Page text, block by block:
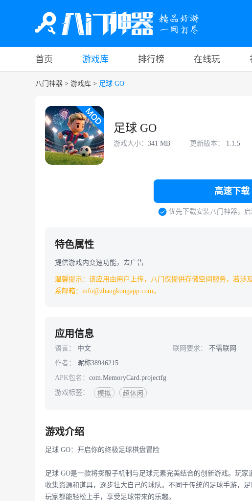
首页 游戏库 排行榜 在线玩
八门神器 > 游戏库 > 足球 GO
足球 GO
游戏大小： 341 MB 更新版本： 1.1.5
高速下载
优先下载安装八门神器，
特色属性
提供游戏内变速功能，去广告
温馨提示：该应用由用户上传，八门仅提供存储空间服务，若涉
系邮箱：info@zhangkongapp.com。
应用信息
语言： 中文 联网要求： 不需联网
作者：
昵称38946215
APK包名： com.MemoryCard.projectfg
游戏标签：
模拟 超休闲
游戏介绍
足球 GO：开启你的终极足球棋盘冒险
足球 GO是一款将掷骰子机制与足球元素完美结合的创新游戏。玩
收集资源和道具，逐步壮大自己的球队。不同于传统的足球手游，
玩家都能轻松上手，享受足球带来的乐趣。